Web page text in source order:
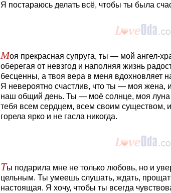
Я постараюсь делать всё, чтобы ты была
Моя прекрасная супруга, ты — мой ангел-
оберегая от невзгод и наполняя жизнь
бесценны, а твоя вера в меня вдохновляет
Я невероятно счастлив, что ты — моя жена,
наш общий день. Ты — моё солнце, моя
тебя всем сердцем, всем своим
горела ярко и не гасла никогда.
Ты подарила мне не только любовь, но и
цельным. Ты умеешь слушать, ждать,
настоящая. Я хочу, чтобы ты всегда